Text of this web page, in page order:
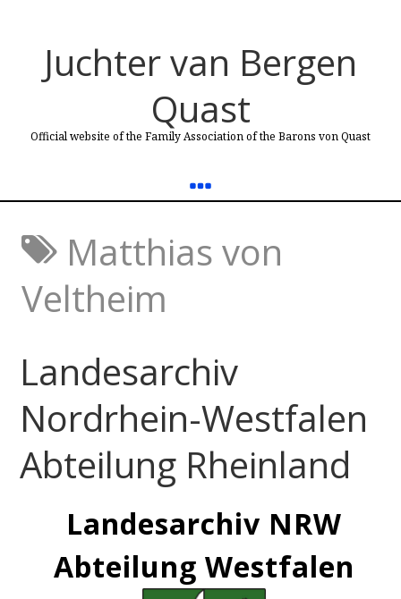
Juchter van Bergen
Quast
Official website of the Family Association of the Barons von Quast
Matthias von
Veltheim
Landesarchiv
Nordrhein-Westfalen
Abteilung Rheinland
Landesarchiv NRW
Abteilung Westfalen